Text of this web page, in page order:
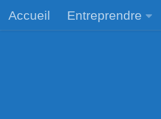
Skip to content
Accueil Entreprendre